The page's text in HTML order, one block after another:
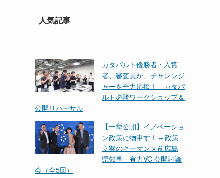
人気記事
カタパルト優勝者・入賞
者、審査員が、チャレンジ
ャーを全力応援！ カタパ
ルト必勝ワークショップ＆
公開リハーサル
【一挙公開】イノベーショ
ン政策に物申す！ – 政策
立案のキーマン x 前広島
県知事・有力VC 公開討論
会（全5回）